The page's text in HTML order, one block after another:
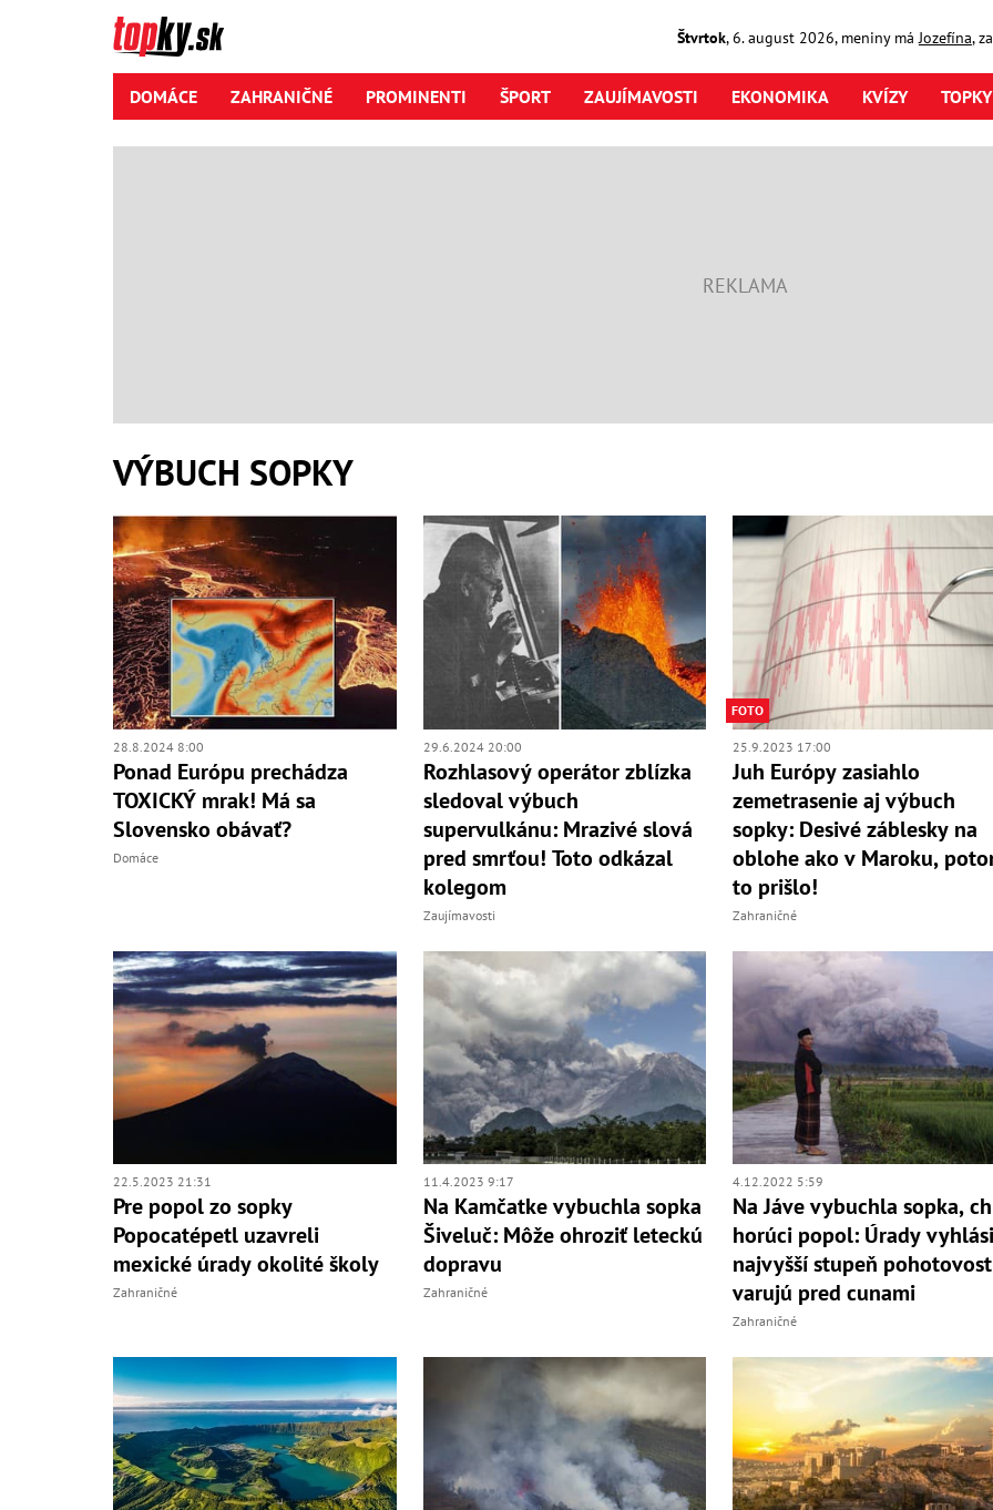
Štvrtok,6. august2026, meniny má Jozefína,
DOMÁCE ZAHRANIČNÉ PROMINENTI ŠPORT ZAUJÍMAVOSTI EKONOMIKA KVÍZY
VÝBUCH SOPKY
28.8.2024 8:00
Ponad Európu prechádza
TOXICKÝ mrak! Má sa
Slovensko obávať?
Domáce
29.6.2024 20:00
Rozhlasový operátor zblízka
sledoval výbuch
supervulkánu: Mrazivé slová
pred smrťou! Toto odkázal
kolegom
Zaujímavosti
FOTO
25.9.2023 17:00
Juh Európy zasiahlo
zemetrasenie aj výbuch
sopky: Desivé záblesky na
oblohe ako v Maroku,
to prišlo!
Zahraničné
22.5.2023 21:31
Pre popol zo sopky
Popocatépetl uzavreli
mexické úrady okolité školy
Zahraničné
11.4.2023 9:17
Na Kamčatke vybuchla sopka
Šiveluč: Môže ohroziť leteckú
dopravu
Zahraničné
4.12.2022 5:59
Na Jáve vybuchla sopka,
horúci popol: Úrady
najvyšší stupeň
varujú pred cunami
Zahraničné